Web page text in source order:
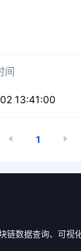
间
13:41:00
1
数据查询、可视